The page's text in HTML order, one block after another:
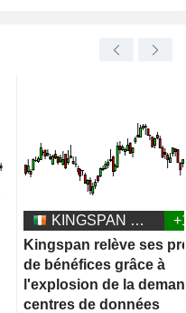
KINGSPAN GROUP PLC
Kingspan relève ses
de bénéfices grâce à
l'explosion de la
centres de données